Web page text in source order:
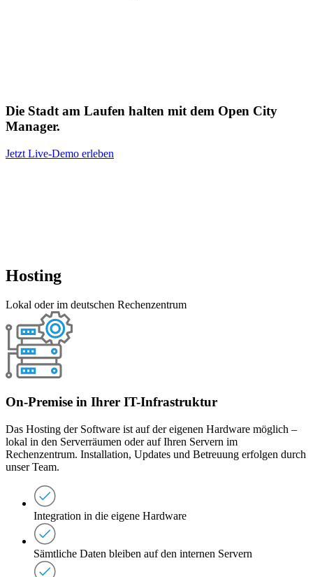
Die Stadt am Laufen halten mit dem Open City
Manager.
Jetzt Live-Demo erleben
Hosting
Lokal oder im deutschen Rechenzentrum
On-Premise in Ihrer IT-Infrastruktur
Das Hosting der Software ist auf der eigenen Hardware möglich –
lokal in den Serverräumen oder auf Ihren Servern im
Rechenzentrum. Installation, Updates und Betreuung erfolgen durch
unser Team.
Integration in die eigene Hardware
Sämtliche Daten bleiben auf den internen Servern